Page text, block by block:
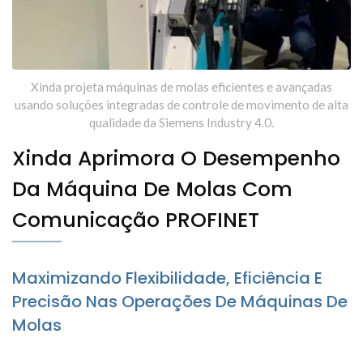
Xinda projeta máquinas de molas eficientes e avançadas
usando soluções integradas de controle de movimento de alta
qualidade da Siemens Industry 4.0.
Xinda Aprimora O Desempenho
Da Máquina De Molas Com
Comunicação PROFINET
Maximizando Flexibilidade, Eficiência E
Precisão Nas Operações De Máquinas De
Molas